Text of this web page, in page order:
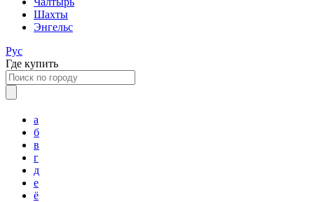
Шахты
Энгельс
Рус
Где купить
а
б
в
г
д
е
ё